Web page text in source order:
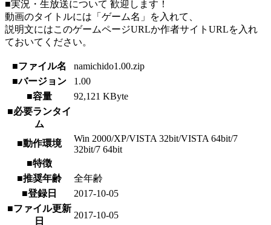
■実況・生放送について 歓迎します！
動画のタイトルには「ゲーム名」を入れて、
説明文にはこのゲームページURLか作者サイトURLを入れ
ておいてください。
■ファイル名
namichido1.00.zip
■バージョン
1.00
■容量
92,121 KByte
■必要ランタイ
ム
■動作環境
Win 2000/XP/VISTA 32bit/VISTA 64bit/7
32bit/7 64bit
■特徴
■推奨年齢
全年齢
■登録日
2017-10-05
■ファイル更新
日
2017-10-05